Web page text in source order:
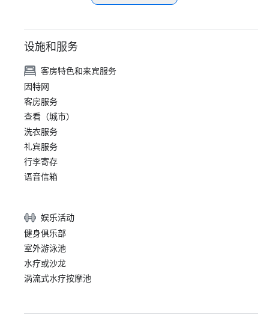
设施和服务
客房特色和来宾服务
因特网
客房服务
查看（城市）
洗衣服务
礼宾服务
行李寄存
语音信箱
娱乐活动
健身俱乐部
室外游泳池
水疗或沙龙
涡流式水疗按摩池